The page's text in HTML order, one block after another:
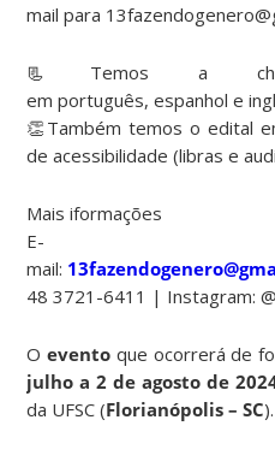
mail para
📃Temos a
em português, espanhol e
👏Também temos o edital
de acessibilidade (libras e
Mais iformações
E-
mail:
48 3721-6411 | Instagram:
Oevento que ocorrerá de
julho a 2 de agosto de
da UFSC (Florianópolis – SC).